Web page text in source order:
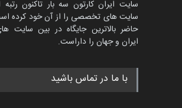
پنجمین مسابقۀ
کارتون طنز «کلاه‌ای…
مهلت
سایت ایران کارتون سه بار تاکنون
سایت های تخصصی را از آن خود کرده
حاضر بالاترین جایگاه در بین
ایران و جهان را داراست.
با ما در تماس باشید